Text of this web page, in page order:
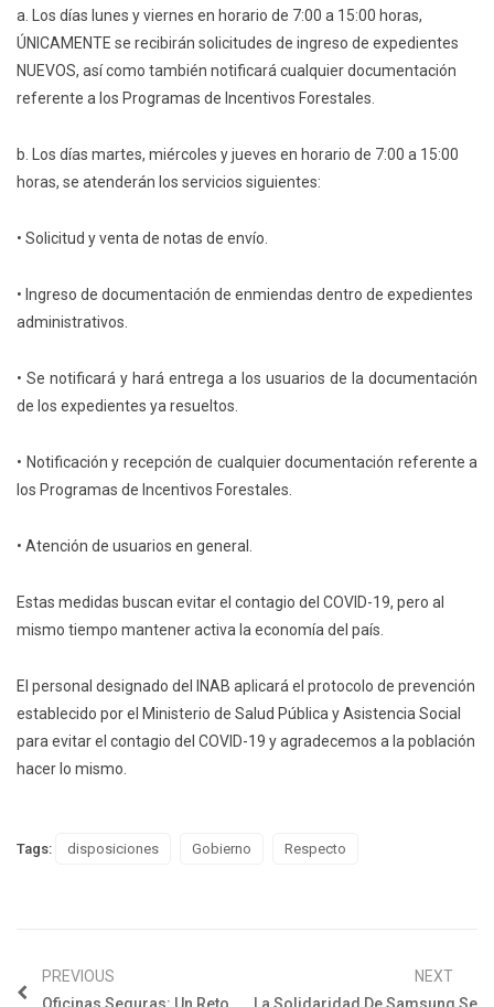
a. Los días lunes y viernes en horario de 7:00 a 15:00 horas,
ÚNICAMENTE se recibirán solicitudes de ingreso de expedientes
NUEVOS, así como también notificará cualquier documentación
referente a los Programas de Incentivos Forestales.
b. Los días martes, miércoles y jueves en horario de 7:00 a 15:00
horas, se atenderán los servicios siguientes:
• Solicitud y venta de notas de envío.
• Ingreso de documentación de enmiendas dentro de expedientes
administrativos.
• Se notificará y hará entrega a los usuarios de la documentación
de los expedientes ya resueltos.
• Notificación y recepción de cualquier documentación referente a
los Programas de Incentivos Forestales.
• Atención de usuarios en general.
Estas medidas buscan evitar el contagio del COVID-19, pero al
mismo tiempo mantener activa la economía del país.
El personal designado del INAB aplicará el protocolo de prevención
establecido por el Ministerio de Salud Pública y Asistencia Social
para evitar el contagio del COVID-19 y agradecemos a la población
hacer lo mismo.
Tags: disposiciones Gobierno Respecto
PREVIOUS
NEXT